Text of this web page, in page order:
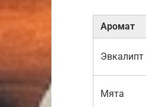
Аромат
Эвкалипт
Мята